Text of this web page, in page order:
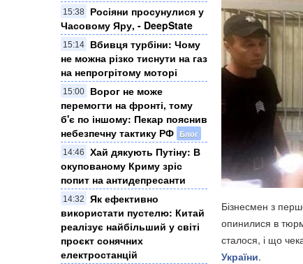
15:38
Росіяни просунулися у
Часовому Яру, - DeepState
15:14
Вбивця турбіни: Чому
не можна різко тиснути на газ
на непрогрітому моторі
15:00
Ворог не може
перемогти на фронті, тому
б'є по іншому: Пекар пояснив
небезпечну тактику РФ Блог
14:46
Хай дякують Путіну: В
окупованому Криму зріс
попит на антидепресанти
14:32
Як ефективно
використати пустелю: Китай
реалізує найбільший у світі
проєкт сонячних
електростанцій
Бізнесмен з
опинилися в
сталося, і що
України.